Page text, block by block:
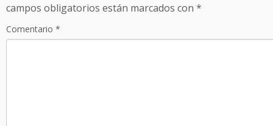
campos obligatorios están marcados con *
Comentario *